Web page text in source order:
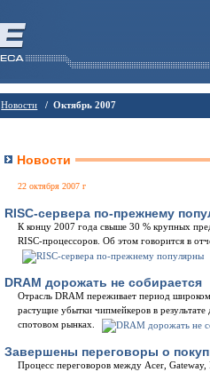
Новости / Октябрь 2007
Новости
22 октября 2007 г
RISC-сервера по-прежнему
К концу 2007 года свыше 30 % крупных
RISC-процессоров. Об этом говорится в
DRAM дорожать не собирается
Отрасль DRAM переживает период
растущие убытки чипмейкеров в
спотовом рынках.
Завершены переговоры о
Процесс переговоров между Acer,